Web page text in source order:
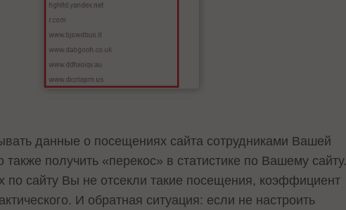
данные о посещениях сайта сотрудниками Вашей
получить «перекос» в статистике по Вашему сайту.
сайту Вы не отсекли такие посещения, коэффициент
И обратная ситуация: если не настроить